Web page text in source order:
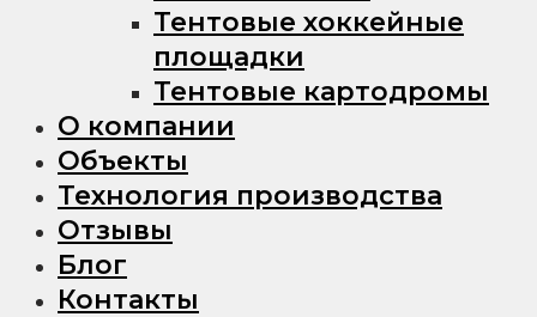
Тентовые хоккейные
площадки
Тентовые картодромы
О компании
Объекты
Технология производства
Отзывы
Блог
Контакты